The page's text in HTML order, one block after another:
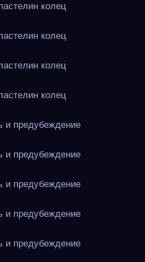
колец
колец
колец
колец
и предубеждение
и предубеждение
и предубеждение
и предубеждение
и предубеждение